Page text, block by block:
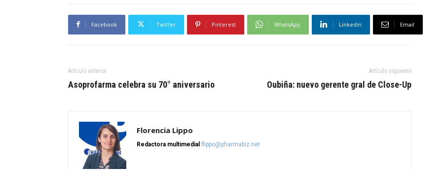
Facebook Twitter Pinterest WhatsApp Linkedin Email
Artículo anterior
Asoprofarma celebra su 70° aniversario
Artículo siguiente
Oubiña: nuevo gerente gral de Close-Up
Florencia Lippo
Redactora multimedial flippo@pharmabiz.net